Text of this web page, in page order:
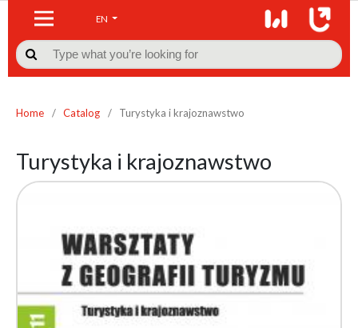
EN

Home / Catalog / Turystyka i krajoznawstwo
Turystyka i krajoznawstwo